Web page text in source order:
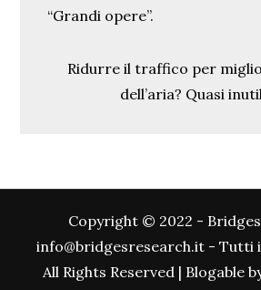
articoli
“Grandi opere”.
Ridurre il traffico per
dell’aria? Quasi
Copyright © 2022 -
info@bridgesresearch.it -
All Rights Reserved | Blogable